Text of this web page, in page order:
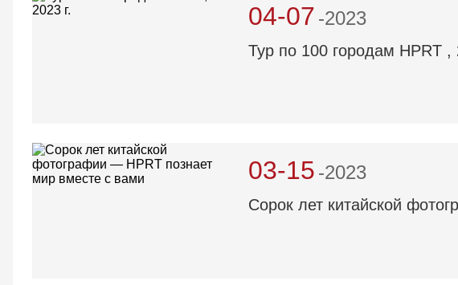
04-07 -2023
Тур по 100 городам HPRT ,
03-15 -2023
Сорок лет китайской